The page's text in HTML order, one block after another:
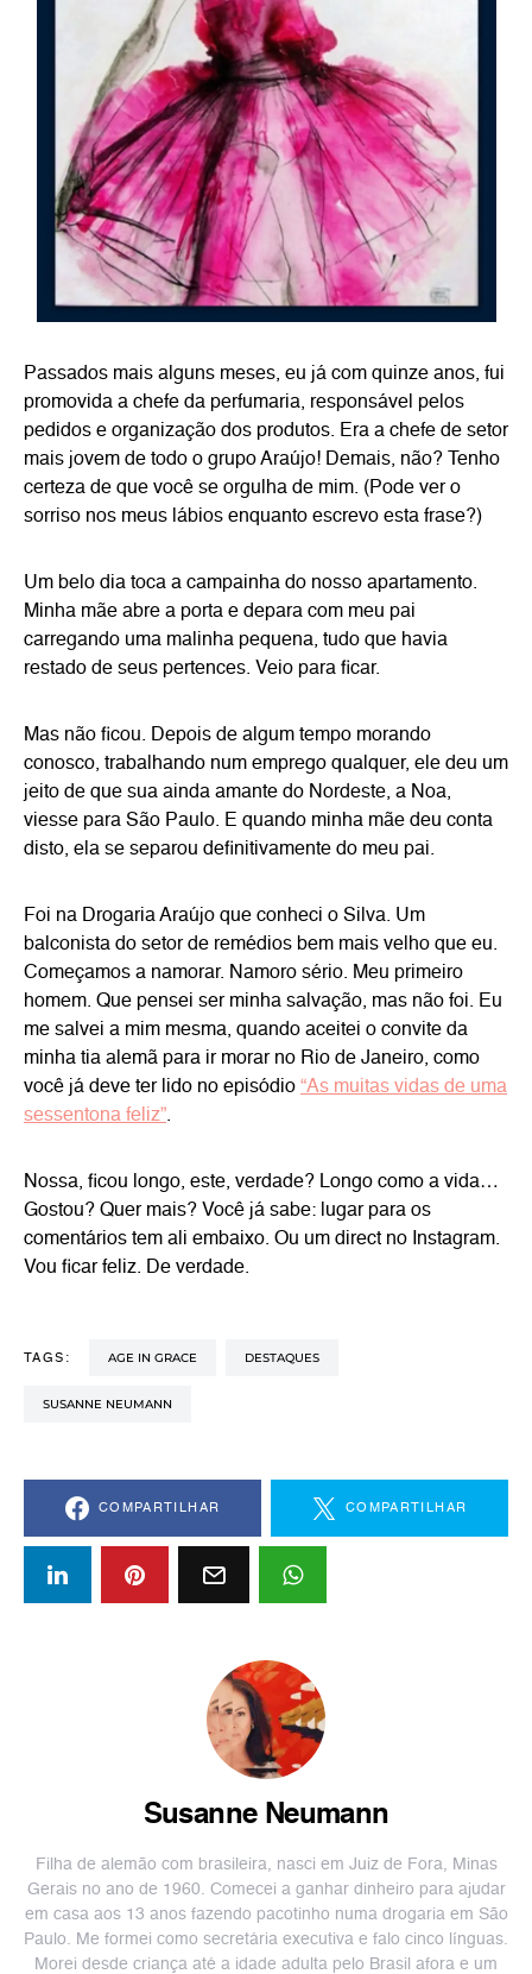
Passados mais alguns meses, eu já com quinze anos, fui
promovida a chefe da perfumaria, responsável pelos
pedidos e organização dos produtos. Era a chefe de setor
mais jovem de todo o grupo Araújo! Demais, não? Tenho
certeza de que você se orgulha de mim. (Pode ver o
sorriso nos meus lábios enquanto escrevo esta frase?)
Um belo dia toca a campainha do nosso apartamento.
Minha mãe abre a porta e depara com meu pai
carregando uma malinha pequena, tudo que havia
restado de seus pertences. Veio para ficar.
Mas não ficou. Depois de algum tempo morando
conosco, trabalhando num emprego qualquer, ele deu um
jeito de que sua ainda amante do Nordeste, a Noa,
viesse para São Paulo. E quando minha mãe deu conta
disto, ela se separou definitivamente do meu pai.
Foi na Drogaria Araújo que conheci o Silva. Um
balconista do setor de remédios bem mais velho que eu.
Começamos a namorar. Namoro sério. Meu primeiro
homem. Que pensei ser minha salvação, mas não foi. Eu
me salvei a mim mesma, quando aceitei o convite da
minha tia alemã para ir morar no Rio de Janeiro, como
você já deve ter lido no episódio “As muitas vidas de uma
sessentona feliz”.
Nossa, ficou longo, este, verdade? Longo como a vida…
Gostou? Quer mais? Você já sabe: lugar para os
comentários tem ali embaixo. Ou um direct no Instagram.
Vou ficar feliz. De verdade.
TAGS: AGE IN GRACE DESTAQUES
SUSANNE NEUMANN
COMPARTILHAR COMPARTILHAR
Susanne Neumann
Filha de alemão com brasileira, nasci em Juiz de Fora, Minas
Gerais no ano de 1960. Comecei a ganhar dinheiro para ajudar
em casa aos 13 anos fazendo pacotinho numa drogaria em São
Paulo. Me formei como secretária executiva e falo cinco línguas.
Morei desde criança até a idade adulta pelo Brasil afora e um